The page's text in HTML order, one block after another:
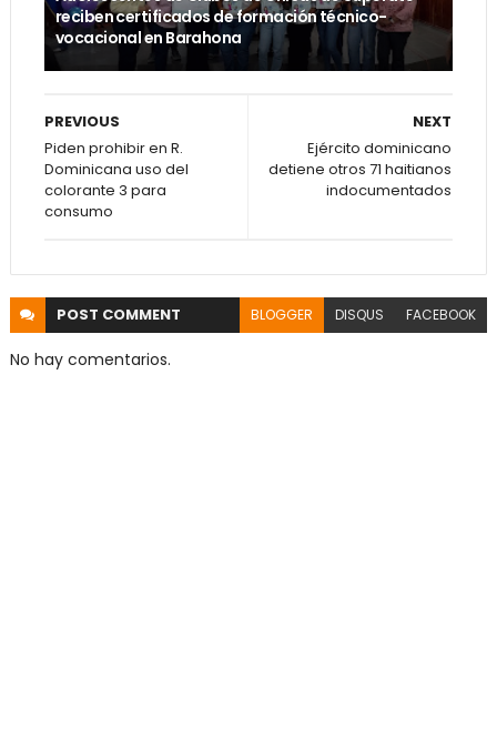
reciben certificados de formación técnico-
vocacional en Barahona
NEXT
Ejército dominicano
detiene otros 71 haitianos
indocumentados
PREVIOUS
Piden prohibir en R.
Dominicana uso del
colorante 3 para
consumo
POST COMMENT BLOGGER DISQUS FACEBOOK
No hay comentarios.